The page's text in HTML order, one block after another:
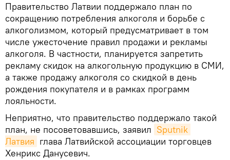
Правительство Латвии поддержало план по
сокращению потребления алкоголя и борьбе с
алкоголизмом, который предусматривает в том
числе ужесточение правил продажи и рекламы
алкоголя. В частности, планируется запретить
рекламу скидок на алкогольную продукцию в СМИ,
а также продажу алкоголя со скидкой в день
рождения покупателя и в рамках программ
лояльности.
Неприятно, что правительство поддержало такой
план, не посоветовавшись, заявил Sputnik
Латвия глава Латвийской ассоциации торговцев
Хенрикс Данусевич.